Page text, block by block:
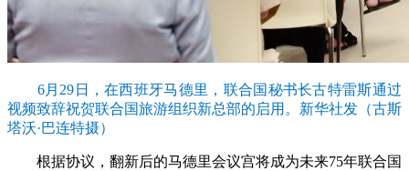
6月29日，在西班牙马德里，联合国秘书长古特雷斯通过
视频致辞祝贺联合国旅游组织新总部的启用。新华社发（古斯
塔沃·巴连特摄）
根据协议，翻新后的马德里会议宫将成为未来75年联合国